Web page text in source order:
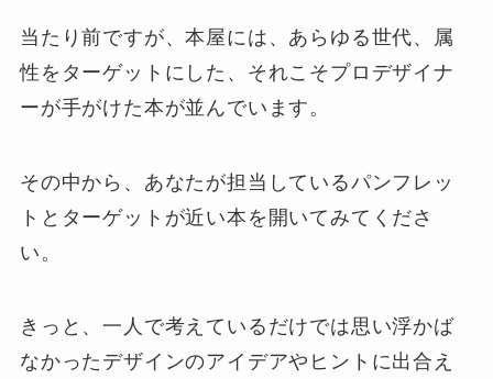
当たり前ですが、本屋には、あらゆる世代、属
性をターゲットにした、それこそプロデザイナ
ーが手がけた本が並んでいます。
その中から、あなたが担当しているパンフレッ
トとターゲットが近い本を開いてみてくださ
い。
きっと、一人で考えているだけでは思い浮かば
なかったデザインのアイデアやヒントに出合え